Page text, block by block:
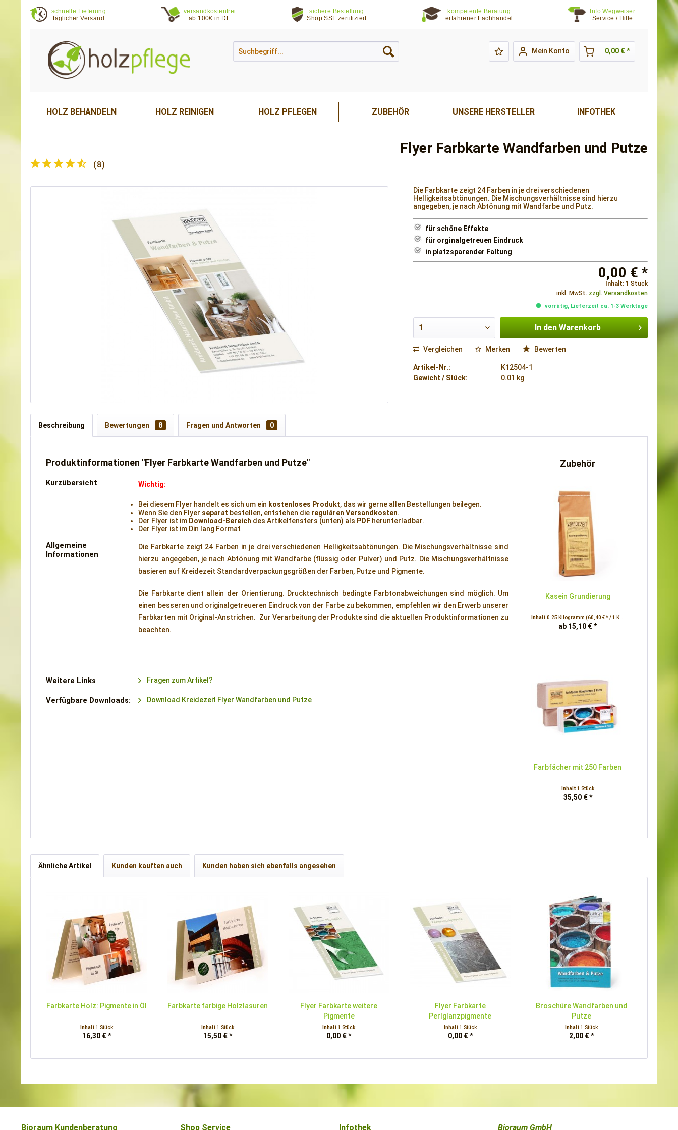
schnelle Lieferung
täglicher Versand
versandkostenfrei
ab 100€ in DE
sichere Bestellung
Shop SSL zertifiziert
kompetente Beratung
erfahrener Fachhandel
Info Wegweiser
Service / Hilfe
Mein Konto 0,00 € *
HOLZ BEHANDELN HOLZ REINIGEN HOLZ PFLEGEN ZUBEHÖR UNSERE HERSTELLER INFOTHEK
Flyer Farbkarte Wandfarben und Putze
(8)
Die Farbkarte zeigt 24 Farben in je drei verschiedenen
Helligkeitsabtönungen. Die Mischungsverhältnisse sind hierzu
angegeben, je nach Abtönung mit Wandfarbe und Putz.
für schöne Effekte
für orginalgetreuen Eindruck
in platzsparender Faltung
0,00 € *
Inhalt: 1 Stück
inkl. MwSt. zzgl. Versandkosten
vorrätig, Lieferzeit ca. 1-3 Werktage
In den Warenkorb
Vergleichen Merken Bewerten
Artikel-Nr.:
K12504-1
Gewicht / Stück:
0.01 kg
Beschreibung Bewertungen 8 Fragen und Antworten 0
Produktinformationen "Flyer Farbkarte Wandfarben und Putze"
Kurzübersicht Wichtig:
Bei diesem Flyer handelt es sich um ein kostenloses Produkt, das wir gerne allen Bestellungen beilegen.
Wenn Sie den Flyer separat bestellen, entstehen die regulären Versandkosten.
Der Flyer ist im Download-Bereich des Artikelfensters (unten) als PDF herunterladbar.
Der Flyer ist im Din lang Format
Allgemeine
Informationen
Die Farbkarte zeigt 24 Farben in je drei verschiedenen Helligkeitsabtönungen. Die Mischungsverhältnisse sind
hierzu angegeben, je nach Abtönung mit Wandfarbe (flüssig oder Pulver) und Putz. Die Mischungsverhältnisse
basieren auf Kreidezeit Standardverpackungsgrößen der Farben, Putze und Pigmente.
Die Farbkarte dient allein der Orientierung. Drucktechnisch bedingte Farbtonabweichungen sind möglich. Um
einen besseren und originalgetreueren Eindruck von der Farbe zu bekommen, empfehlen wir den Erwerb unserer
Farbkarten mit Original-Anstrichen. Zur Verarbeitung der Produkte sind die aktuellen Produktinformationen zu
beachten.
Weitere Links Fragen zum Artikel?
Verfügbare Downloads: Download Kreidezeit Flyer Wandfarben und Putze
Zubehör
Kasein Grundierung
Inhalt 0.25 Kilogramm (60,40 € * / 1 Kilogramm)
ab 15,10 € *
Farbfächer mit 250 Farben
Inhalt 1 Stück
35,50 € *
Ähnliche Artikel Kunden kauften auch Kunden haben sich ebenfalls angesehen
Farbkarte Holz: Pigmente in Öl
Inhalt 1 Stück
16,30 € *
Farbkarte farbige Holzlasuren
Inhalt1 Stück
15,50 € *
Flyer Farbkarte weitere
Pigmente
Inhalt1 Stück
0,00 € *
Flyer Farbkarte
Perlglanzpigmente
Inhalt 1 Stück
0,00 € *
Broschüre Wandfarben und
Putze
Inhalt1 Stück
2,00 € *
Bioraum Kundenberatung Shop Service Infothek Bioraum GmbH